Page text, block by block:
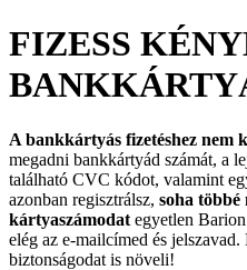
FIZESS
A bankkártyás fizetéshez nem
megadni bankkártyád számát, a
található CVC kódot, valamint
azonban regisztrálsz, soha többé
kártyaszámodat egyetlen
elég az e-mailcímed és
biztonságodat is növeli!